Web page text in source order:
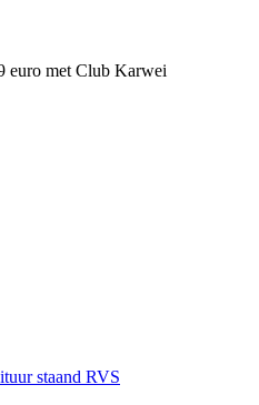
euro met Club Karwei
staand RVS